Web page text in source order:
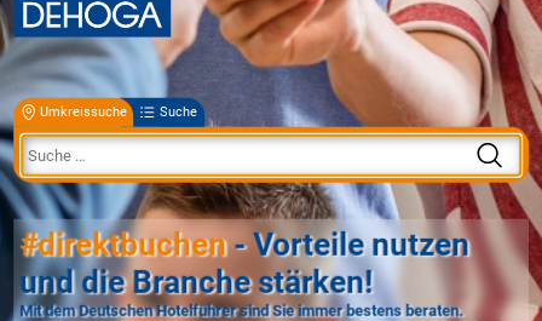
Umkreissuche Suche
#direktbuchen- Vorteile nutzen
und die Branche stärken!
Mit dem Deutschen Hotelführer sind Sie immer bestens beraten.